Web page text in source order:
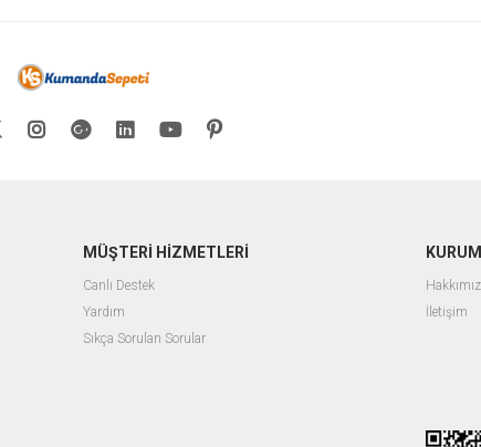
MÜŞTERİ HİZMETLERİ
Canlı Destek
Yardım
Sıkça Sorulan Sorular
İletişim